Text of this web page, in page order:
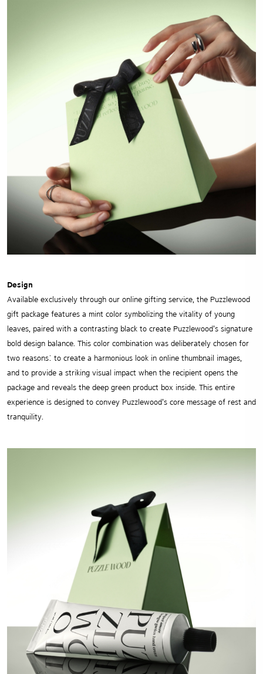
Design
Available exclusively through our online gifting service, the Puzzlewood
gift package features a mint color symbolizing the vitality of young
leaves, paired with a contrasting black to create Puzzlewood's signature
bold design balance. This color combination was deliberately chosen for
two reasons: to create a harmonious look in online thumbnail images,
and to provide a striking visual impact when the recipient opens the
package and reveals the deep green product box inside. This entire
experience is designed to convey Puzzlewood's core message of rest and
tranquility.